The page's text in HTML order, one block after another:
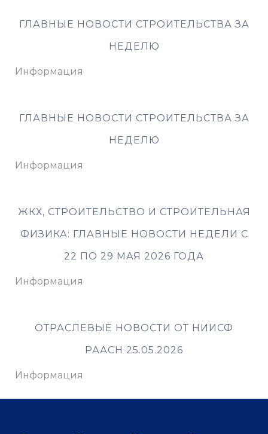
ГЛАВНЫЕ НОВОСТИ СТРОИТЕЛЬСТВА ЗА
НЕДЕЛЮ
Информация
ГЛАВНЫЕ НОВОСТИ СТРОИТЕЛЬСТВА ЗА
НЕДЕЛЮ
Информация
ЖКХ, СТРОИТЕЛЬСТВО И СТРОИТЕЛЬНАЯ
ФИЗИКА: ГЛАВНЫЕ НОВОСТИ НЕДЕЛИ С
22 ПО 29 МАЯ 2026 ГОДА
Информация
ОТРАСЛЕВЫЕ НОВОСТИ ОТ НИИСФ
РААСН 25.05.2026
Информация